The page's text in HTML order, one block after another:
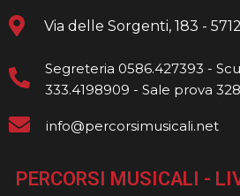
Via delle Sorgenti, 183 -
Segreteria 0586.427393 -
333.4198909 - Sale prova
info@percorsimusicali.net
PERCORSI MUSICALI -